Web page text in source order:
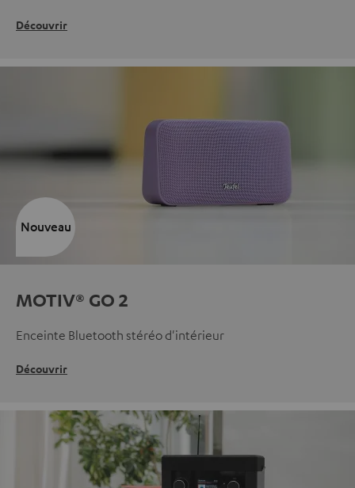
Découvrir
MOTIV® GO 2
Enceinte Bluetooth stéréo d'intérieur
Découvrir
Nouveau